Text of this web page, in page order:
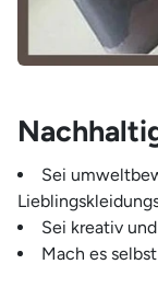
Sei
Sei kreativ
Mach es